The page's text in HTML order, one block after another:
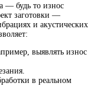
— будь то износ
заготовки —
и акустических
выявлять износ
в реальном